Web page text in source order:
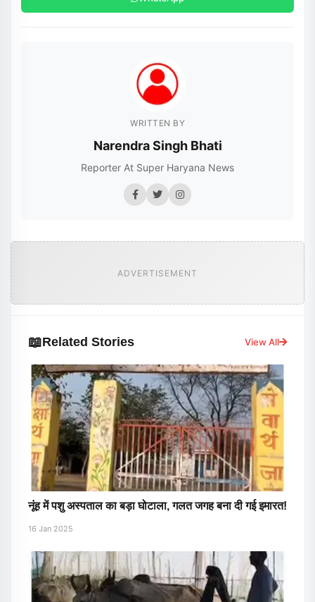
WRITTEN BY
Narendra Singh Bhati
Reporter At Super Haryana News
ADVERTISEMENT
📖Related Stories View All
नूंह में पशु अस्पताल का बड़ा घोटाला, गलत जगह बना दी गई इमारत!
16 Jan 2025